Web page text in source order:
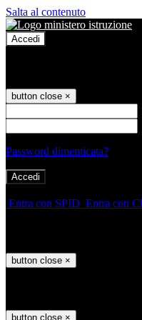
Salta al contenuto
Accedi
button close ×
Password dimenticata?
Entra con SPID Entra con
button close ×
button close ×